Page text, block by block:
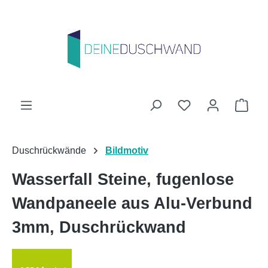
Du hast 0
Duschrückwände Bildmotiv
Wasserfall Steine, fugenlose
Wandpaneele aus Alu-Verbund
3mm, Duschrückwand